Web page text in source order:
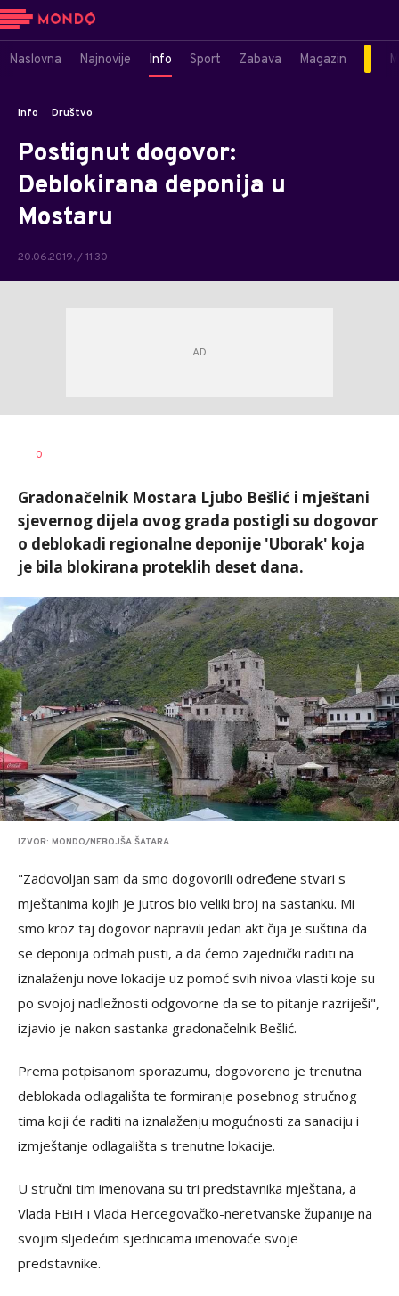
Naslovna Najnovije Info Sport Zabava Magazin
Info Društvo
Postignut dogovor:
Deblokirana deponija u
Mostaru
20.06.2019. / 11:30
AUTOR
0
Gradonačelnik Mostara Ljubo Bešlić i mještani
sjevernog dijela ovog grada postigli su dogovor
o deblokadi regionalne deponije 'Uborak' koja
je bila blokirana proteklih deset dana.
IZVOR: MONDO/NEBOJŠA ŠATARA
"Zadovoljan sam da smo dogovorili određene stvari s
mještanima kojih je jutros bio veliki broj na sastanku. Mi
smo kroz taj dogovor napravili jedan akt čija je suština da
se deponija odmah pusti, a da ćemo zajednički raditi na
iznalaženju nove lokacije uz pomoć svih nivoa vlasti koje su
po svojoj nadležnosti odgovorne da se to pitanje razriješi",
izjavio je nakon sastanka gradonačelnik Bešlić.
Prema potpisanom sporazumu, dogovoreno je trenutna
deblokada odlagališta te formiranje posebnog stručnog
tima koji će raditi na iznalaženju mogućnosti za sanaciju i
izmještanje odlagališta s trenutne lokacije.
U stručni tim imenovana su tri predstavnika mještana, a
Vlada FBiH i Vlada Hercegovačko-neretvanske županije na
svojim sljedećim sjednicama imenovaće svoje
predstavnike.